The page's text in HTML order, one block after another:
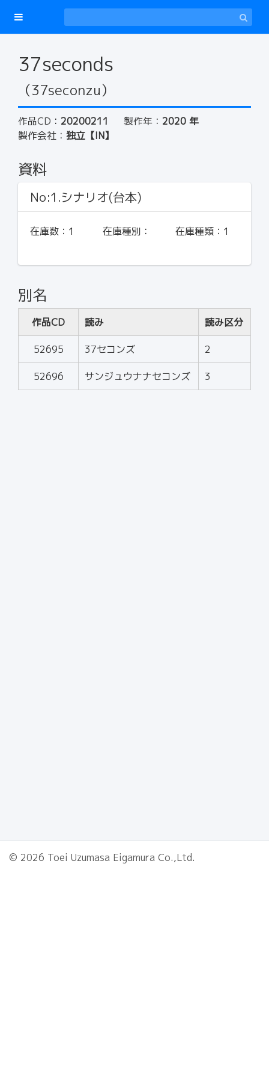
37seconds
（37seconzu）
作品CD： 20200211 製作年： 2020 年
製作会社： 独立【IN】
資料
No:1.シナリオ(台本)
在庫数： 1 在庫種別： 在庫種類： 1
別名
作品CD 読み 読み区分
52695 37セコンズ 2
52696 サンジュウナナセコンズ 3
© 2026 Toei Uzumasa Eigamura Co.,Ltd.